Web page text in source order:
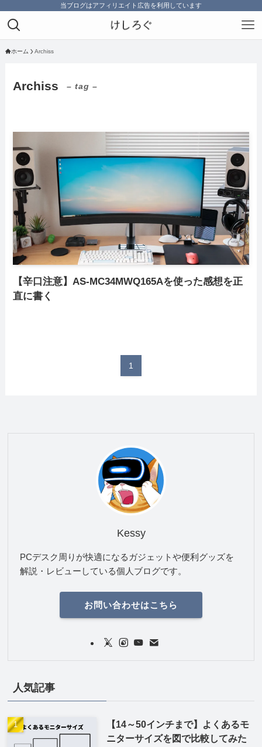
当ブログはアフィリエイト広告を利用しています
ホーム Archiss
Archiss – tag –
【辛口注意】AS-MC34MWQ165Aを使った感想を正
直に書く
1
Kessy
PCデスク周りが快適になるガジェットや便利グッズを
解説・レビューしている個人ブログです。
お問い合わせはこちら
人気記事
【14～50インチまで】よくあるモ
ニターサイズを図で比較してみた